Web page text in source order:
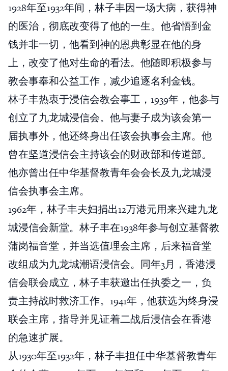
1928年至1932年间，林子丰因一场大病，获得神
的医治，彻底改变得了他的一生。他省悟到金
钱并非一切，他看到神的恩典彰显在他的身
上，改变了他对生命的看法。他随即积极参与
教会事奉和公益工作，减少追逐名利金钱。
林子丰热衷于浸信会教会事工，1939年，他参与
创立了九龙城浸信会。他与妻子成为该会第一
届执事外，他还终身出任该会执事会主席。他
曾在坚道浸信会主持该会的财政部和传道部。
他亦曾出任中华基督教青年会会长及九龙城浸
信会执事会主席。
1962年，林子丰夫妇捐出12万港元用来兴建九龙
城浸信会新堂。林子丰在1938年参与创立基督教
蒲岗福音堂，并当选值理会主席，后来福音堂
改组成为九龙城潮语浸信会。同年3月，香港浸
信会联会成立，林子丰获邀出任执委之一，负
责主持战时救济工作。1941年，他获选为终身浸
联会主席，指导并见证着二战后浸信会在香港
的急速扩展。
从1930年至1932年，林子丰担任中华基督教青年